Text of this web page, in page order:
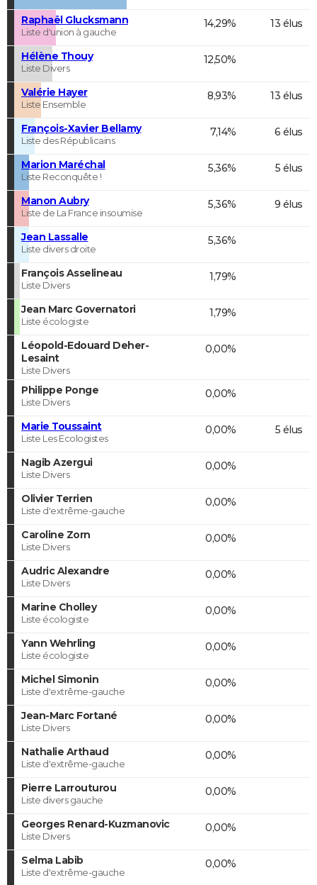
Raphaël Glucksmann
Liste d'union à gauche
14,29% 13 élus
Hélène Thouy
Liste Divers
12,50%
Valérie Hayer
Liste Ensemble
8,93% 13 élus
François-Xavier Bellamy
Liste des Républicains
7,14% 6 élus
Marion Maréchal
Liste Reconquête !
5,36% 5 élus
Manon Aubry
Liste de La France insoumise
5,36% 9 élus
Jean Lassalle
Liste divers droite
5,36%
François Asselineau
Liste Divers
1,79%
Jean Marc Governatori
Liste écologiste
1,79%
Léopold-Edouard Deher-
Lesaint
Liste Divers
0,00%
Philippe Ponge
Liste Divers
0,00%
Marie Toussaint
Liste Les Ecologistes
0,00% 5 élus
Nagib Azergui
Liste Divers
0,00%
Olivier Terrien
Liste d'extrême-gauche
0,00%
Caroline Zorn
Liste Divers
0,00%
Audric Alexandre
Liste Divers
0,00%
Marine Cholley
Liste écologiste
0,00%
Yann Wehrling
Liste écologiste
0,00%
Michel Simonin
Liste d'extrême-gauche
0,00%
Jean-Marc Fortané
Liste Divers
0,00%
Nathalie Arthaud
Liste d'extrême-gauche
0,00%
Pierre Larrouturou
Liste divers gauche
0,00%
Georges Renard-Kuzmanovic
Liste Divers
0,00%
Selma Labib
Liste d'extrême-gauche
0,00%